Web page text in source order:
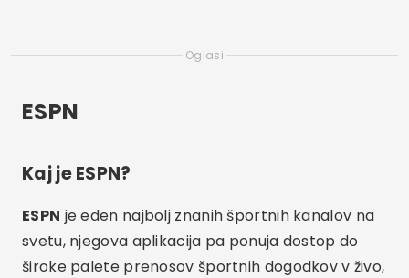
Oglasi
ESPN
Kaj je ESPN?
ESPN je eden najbolj znanih športnih kanalov na
svetu, njegova aplikacija pa ponuja dostop do
široke palete prenosov športnih dogodkov v živo,